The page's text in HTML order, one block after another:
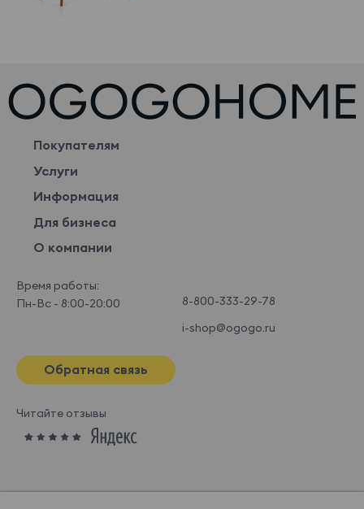
Покупателям
Услуги
Информация
Для бизнеса
О компании
Время работы:
Пн-Вс - 8:00-20:00
8-800-333-29-78
i-shop@ogogo.ru
Обратная связь
Читайте отзывы